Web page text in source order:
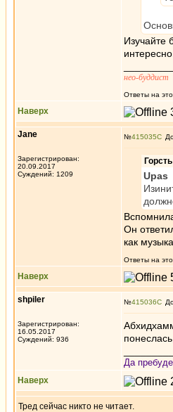
Изучайте
нео-буддист
Ответы на
Наверх
Jane
Зарегистрирован:
20.09.2017
Суждений: 1209
№415035
Upas
Он
как
Ответы на
Наверх
shpiler
Зарегистрирован:
16.05.2017
Суждений: 936
№415036
Да
Наверх
Тред сейчас никто не читает.